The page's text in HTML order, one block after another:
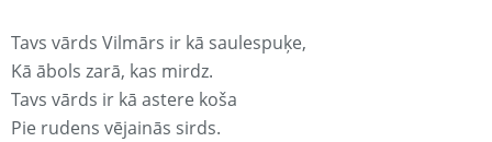
Tavs vārds Vilmārs ir kā saulespuķe,
Kā ābols zarā, kas mirdz.
Tavs vārds ir kā astere koša
Pie rudens vējainās sirds.